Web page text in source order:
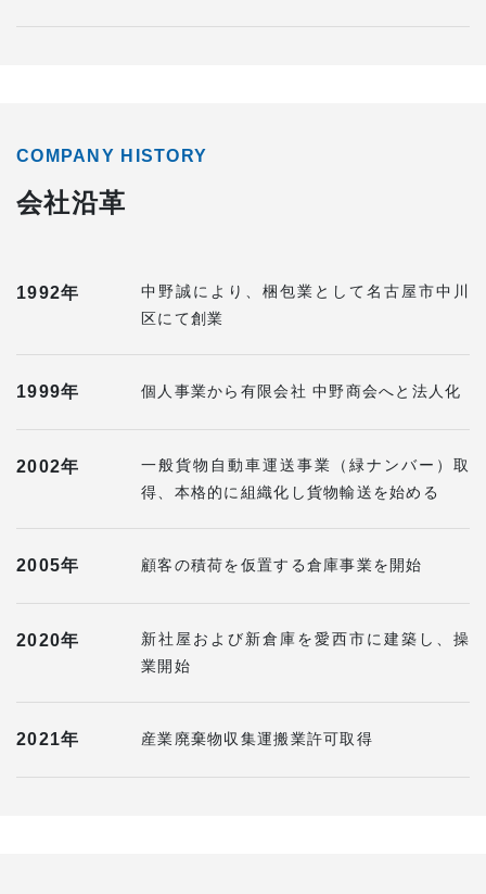
COMPANY HISTORY
会社沿革
1992年
中野誠により、梱包業として名古屋市中川
区にて創業
1999年 個人事業から有限会社 中野商会へと法人化
2002年
一般貨物自動車運送事業（緑ナンバー）取
得、本格的に組織化し貨物輸送を始める
2005年 顧客の積荷を仮置する倉庫事業を開始
2020年
新社屋および新倉庫を愛西市に建築し、操
業開始
2021年 産業廃棄物収集運搬業許可取得